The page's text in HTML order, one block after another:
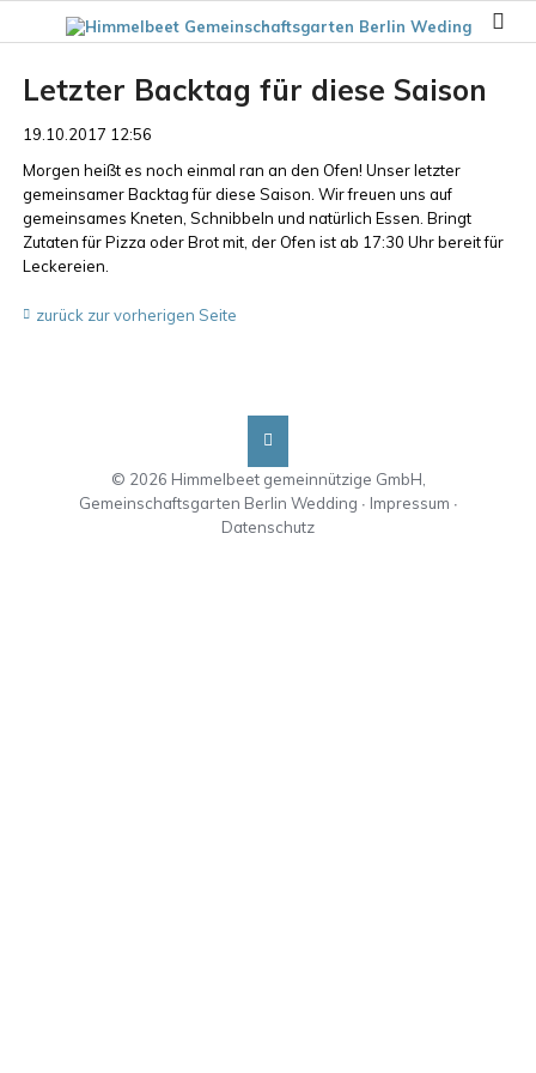
Letzter Backtag für diese Saison
19.10.2017 12:56
Morgen heißt es noch einmal ran an den Ofen! Unser letzter
gemeinsamer Backtag für diese Saison. Wir freuen uns auf
gemeinsames Kneten, Schnibbeln und natürlich Essen. Bringt
Zutaten für Pizza oder Brot mit, der Ofen ist ab 17:30 Uhr bereit für
Leckereien.
zurück zur vorherigen Seite
© 2026 Himmelbeet gemeinnützige GmbH,
Gemeinschaftsgarten Berlin Wedding ∙ Impressum ∙
Datenschutz